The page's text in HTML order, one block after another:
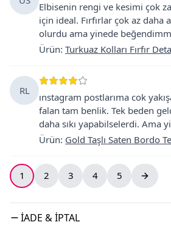
Elbisenin rengi ve kesimi çok
için ideal. Fırfırlar çok az daha
olurdu ama yinede
Ürün: Turkuaz Kolları Fırfır
RL
ınstagram postlarıma cok
falan tam benlik. Tek beden
daha sıkı yapabilselerdi. Ama
Ürün: Gold Taşlı Saten Bordo
1 2 3 4 5
İADE & İPTAL